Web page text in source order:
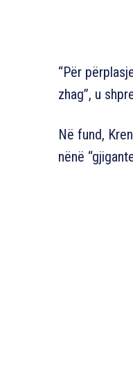
“Për
zhag”, u
Në fund,
nënë